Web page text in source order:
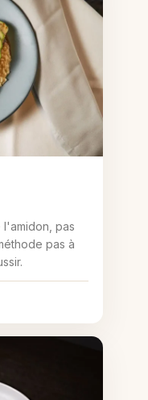
pas
pas à